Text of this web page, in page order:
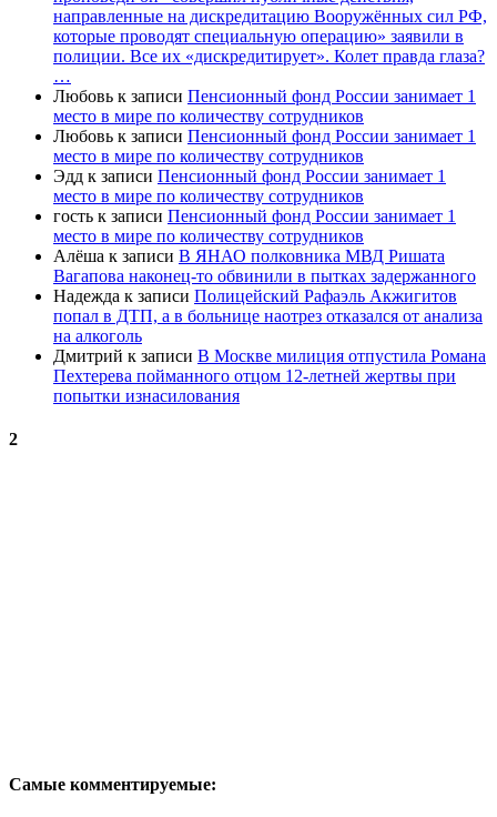
направленные на дискредитацию Вооружённых сил РФ,
которые проводят специальную операцию» заявили в
полиции. Все их «дискредитирует». Колет правда глаза?
…
Любовь к записи Пенсионный фонд России занимает 1
место в мире по количеству сотрудников
Любовь к записи Пенсионный фонд России занимает 1
место в мире по количеству сотрудников
Эдд к записи Пенсионный фонд России занимает 1
место в мире по количеству сотрудников
гость к записи Пенсионный фонд России занимает 1
место в мире по количеству сотрудников
Алёша к записи В ЯНАО полковника МВД Ришата
Вагапова наконец-то обвинили в пытках задержанного
Надежда к записи Полицейский Рафаэль Акжигитов
попал в ДТП, а в больнице наотрез отказался от анализа
на алкоголь
Дмитрий к записи В Москве милиция отпустила Романа
Пехтерева пойманного отцом 12-летней жертвы при
попытки изнасилования
2
Самые комментируемые: